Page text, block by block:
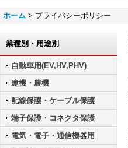
ホーム > プライバシーポリシー
業種別・用途別
自動車用(EV,HV,PHV)
建機・農機
配線保護・ケーブル保護
端子保護・コネクタ保護
電気・電子・通信機器用